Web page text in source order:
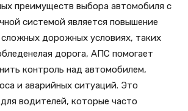
преимуществ выбора автомобиля с
системой является повышение
дорожных условиях, таких
дорога, АПС помогает
контроль над автомобилем,
и аварийных ситуаций. Это
водителей, которые часто